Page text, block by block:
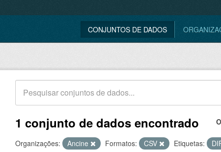
CONJUNTOS DE DADOS
1 conjunto de dados encontrado
Organizações: Ancine Formatos: CSV Etiquetas: